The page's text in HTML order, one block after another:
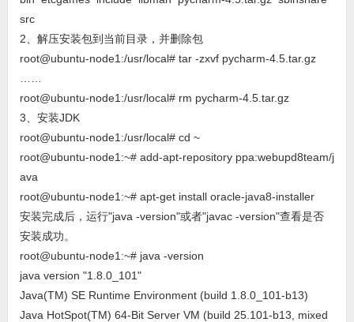
src
2、解压安装包到当前目录，并删除包
root@ubuntu-node1:/usr/local# tar -zxvf pycharm-4.5.tar.gz
root@ubuntu-node1:/usr/local# rm pycharm-4.5.tar.gz
3、安装JDK
root@ubuntu-node1:/usr/local# cd ~
root@ubuntu-node1:~# add-apt-repository ppa:webupd8team/j
ava
root@ubuntu-node1:~# apt-get install oracle-java8-installer
安装完成后，运行"java -version"或者"javac -version"查看是否
安装成功。
root@ubuntu-node1:~# java -version
java version "1.8.0_101"
Java(TM) SE Runtime Environment (build 1.8.0_101-b13)
Java HotSpot(TM) 64-Bit Server VM (build 25.101-b13, mixed